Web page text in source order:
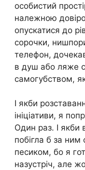
особистий
належною
опускатися до
сорочки,
телефон,
в душ або ляже
самогубством,
І якби
ініціативи, я
Один раз. І якби
побігла б за
песиком, бо я
назустріч, але